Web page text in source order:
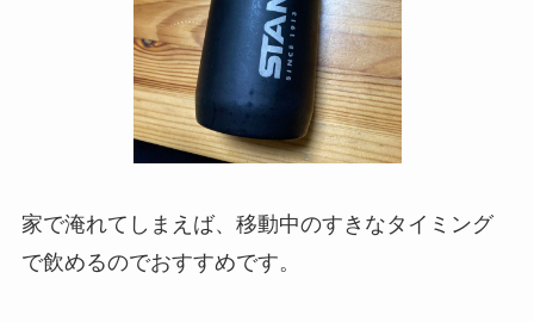
家で淹れてしまえば、移動中のすきなタイミング
で飲めるのでおすすめです。